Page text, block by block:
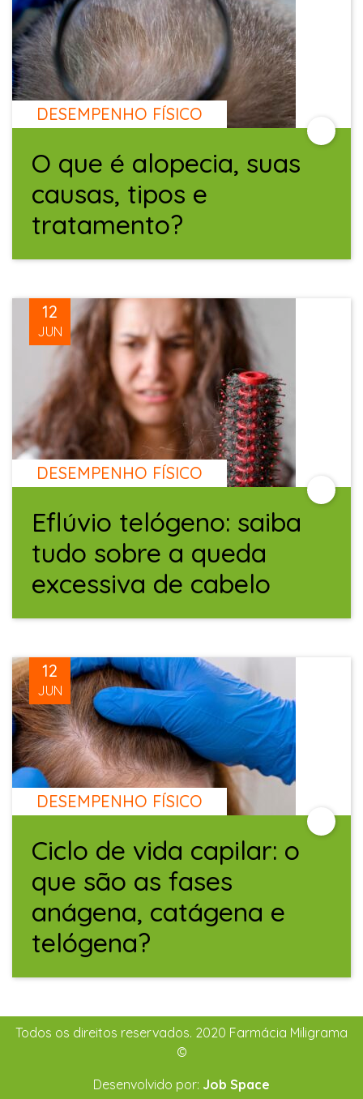
DESEMPENHO FÍSICO
O que é alopecia, suas
causas, tipos e
tratamento?
12
JUN
DESEMPENHO FÍSICO
Eflúvio telógeno: saiba
tudo sobre a queda
excessiva de cabelo
12
JUN
DESEMPENHO FÍSICO
Ciclo de vida capilar: o
que são as fases
anágena, catágena e
telógena?
Todos os direitos reservados. 2020 Farmácia Miligrama
©
Desenvolvido por: Job Space